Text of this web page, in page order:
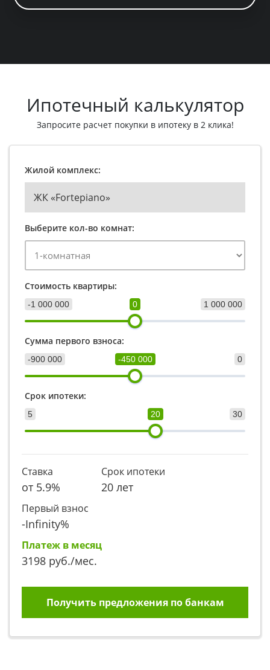
Ипотечный калькулятор
Запросите расчет покупки в ипотеку в 2 клика!
Жилой комплекс:
ЖК «Fortepiano»
Выберите кол-во комнат:
Стоимость квартиры:
-1 000 000 1 000 000
0
Сумма первого взноса:
-900 000 0
-450 000
Срок ипотеки:
5 30
20
Ставка
от 5.9%
Срок ипотеки
20 лет
Первый взнос
-Infinity%
Платеж в месяц
3198 руб./мес.
Получить предложения по банкам